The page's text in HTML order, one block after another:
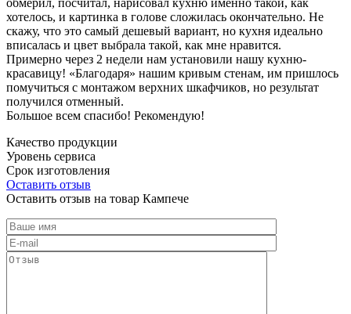
хотелось, и картинка в голове сложилась окончательно. Не
скажу, что это самый дешевый вариант, но кухня идеально
вписалась и цвет выбрала такой, как мне нравится.
Примерно через 2 недели нам установили нашу кухню-
красавицу! «Благодаря» нашим кривым стенам, им пришлось
помучиться с монтажом верхних шкафчиков, но результат
получился отменный.
Большое всем спасибо! Рекомендую!
Качество продукции
Уровень сервиса
Срок изготовления
Оставить отзыв
Оставить отзыв на товар Кампече